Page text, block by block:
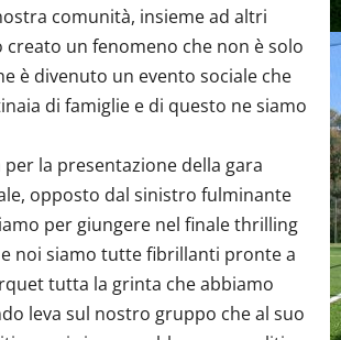
comunità, insieme ad altri
creato un fenomeno che non è solo
è divenuto un evento sociale che
di famiglie e di questo ne siamo
per la presentazione della gara
opposto dal sinistro fulminante
per giungere nel finale thrilling
noi siamo tutte fibrillanti pronte a
tutta la grinta che abbiamo
leva sul nostro gruppo che al suo